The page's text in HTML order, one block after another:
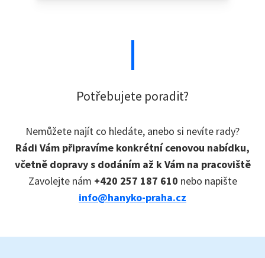
Potřebujete poradit?
Nemůžete najít co hledáte, anebo si nevíte rady?
Rádi Vám připravíme konkrétní cenovou nabídku,
včetně dopravy s dodáním až k Vám na pracoviště
Zavolejte nám +420 257 187 610 nebo napište
info@hanyko-praha.cz